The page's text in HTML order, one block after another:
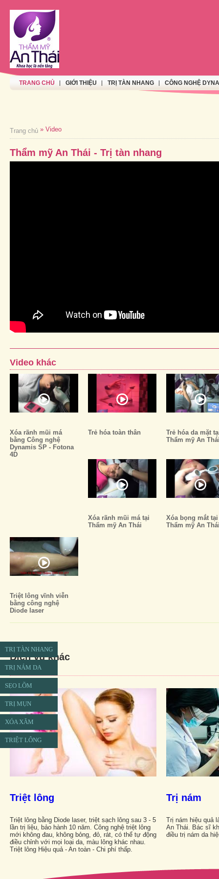
TRỊ TÀN NHANG
TRỊ NÁM DA
SẸO LÕM
TRỊ MỤN
XÓA XĂM
TRIỆT LÔNG
TRANG CHỦ GIỚI THIỆU TRỊ TÀN NHANG CÔNG NGHỆ
Trang chủ » Video
Thẩm mỹ An Thái - Trị tàn nhang
Video khác
Xóa rãnh mũi má
bằng Công nghệ
Dynamis SP - Fotona
4D
Trẻ hóa toàn thân
Trẻ hóa da mặt
Thẩm mỹ An
Xóa rãnh mũi má tại
Thẩm mỹ An Thái
Xóa bọng mắt tại
Thẩm mỹ An
Triệt lông vĩnh viễn
bằng công nghệ
Diode laser
Dịch vụ khác
Triệt lông
Triệt lông bằng Diode laser, triệt sạch lông sau 3 - 5
lần trị liệu, bảo hành 10 năm. Công nghệ triệt lông
mới không đau, không bỏng, đỏ, rát, có thể tự động
điều chỉnh với mọi loại da, màu lông khác nhau.
Triệt lông Hiệu quả - An toàn - Chi phí thấp.
Trị nám
Trị nám hiệu quả
An Thái. Bác sĩ
điều trị nám da